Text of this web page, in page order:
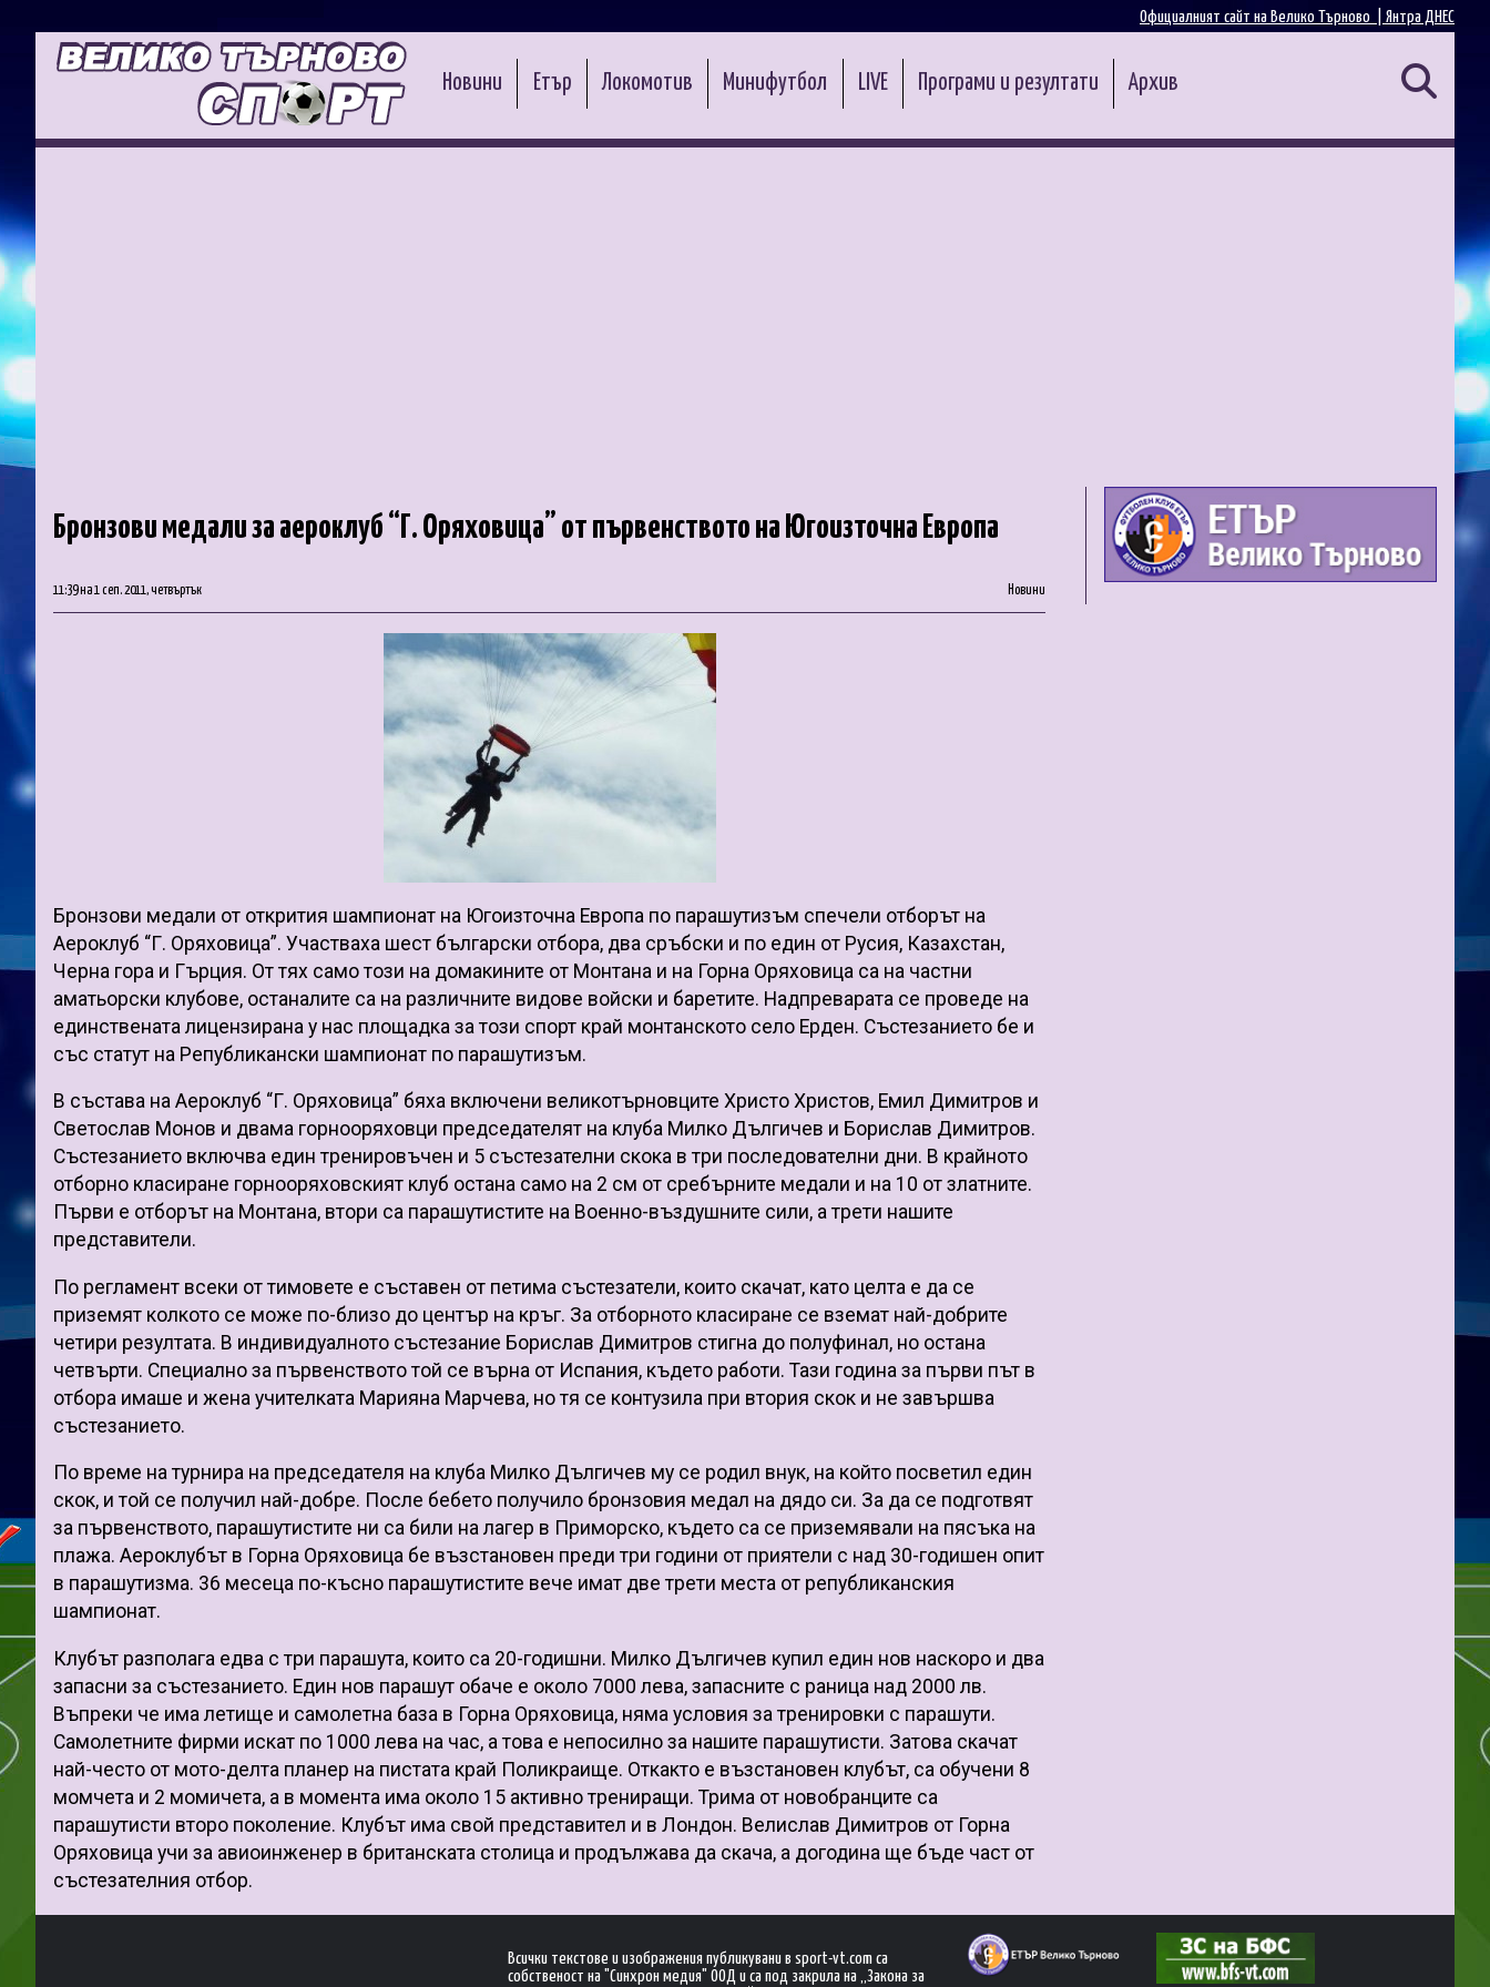
Янтра ДНЕС
Официалният сайт на Велико Търново |
Новини Етър Локомотив Минифутбол LIVE Програми и резултати Архив
Бронзови медали за аероклуб “Г. Оряховица” от първенството на Югоизточна Европа
11:39 на 1 сеп. 2011, четвъртък Новини
Бронзови медали от открития шампионат на Югоизточна Европа по парашутизъм спечели отборът на
Аероклуб “Г. Оряховица”. Участваха шест български отбора, два сръбски и по един от Русия, Казахстан,
Черна гора и Гърция. От тях само този на домакините от Монтана и на Горна Оряховица са на частни
аматьорски клубове, останалите са на различните видове войски и баретите. Надпреварата се проведе на
единствената лицензирана у нас площадка за този спорт край монтанското село Ерден. Състезанието бе и
със статут на Републикански шампионат по парашутизъм.
В състава на Аероклуб “Г. Оряховица” бяха включени великотърновците Христо Христов, Емил Димитров и
Светослав Монов и двама горнооряховци председателят на клуба Милко Дългичев и Борислав Димитров.
Състезанието включва един тренировъчен и 5 състезателни скока в три последователни дни. В крайното
отборно класиране горнооряховският клуб остана само на 2 см от сребърните медали и на 10 от златните.
Първи е отборът на Монтана, втори са парашутистите на Военно-въздушните сили, а трети нашите
представители.
По регламент всеки от тимовете е съставен от петима състезатели, които скачат, като целта е да се
приземят колкото се може по-близо до център на кръг. За отборното класиране се вземат най-добрите
четири резултата. В индивидуалното състезание Борислав Димитров стигна до полуфинал, но остана
четвърти. Специално за първенството той се върна от Испания, където работи. Тази година за първи път в
отбора имаше и жена учителката Марияна Марчева, но тя се контузила при втория скок и не завършва
състезанието.
По време на турнира на председателя на клуба Милко Дългичев му се родил внук, на който посветил един
скок, и той се получил най-добре. После бебето получило бронзовия медал на дядо си. За да се подготвят
за първенството, парашутистите ни са били на лагер в Приморско, където са се приземявали на пясъка на
плажа. Аероклубът в Горна Оряховица бе възстановен преди три години от приятели с над 30-годишен опит
в парашутизма. 36 месеца по-късно парашутистите вече имат две трети места от републиканския
шампионат.
Клубът разполага едва с три парашута, които са 20-годишни. Милко Дългичев купил един нов наскоро и два
запасни за състезанието. Един нов парашут обаче е около 7000 лева, запасните с раница над 2000 лв.
Въпреки че има летище и самолетна база в Горна Оряховица, няма условия за тренировки с парашути.
Самолетните фирми искат по 1000 лева на час, а това е непосилно за нашите парашутисти. Затова скачат
най-често от мото-делта планер на пистата край Поликраище. Откакто е възстановен клубът, са обучени 8
момчета и 2 момичета, а в момента има около 15 активно трениращи. Трима от новобранците са
парашутисти второ поколение. Клубът има свой представител и в Лондон. Велислав Димитров от Горна
Оряховица учи за авиоинженер в британската столица и продължава да скача, а догодина ще бъде част от
състезателния отбор.
Всички текстове и изображения публикувани в sport-vt.com са
собственост на "Синхрон медия" ООД и са под закрила на „Закона за